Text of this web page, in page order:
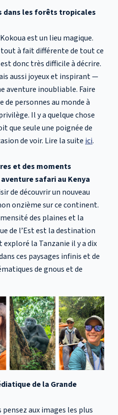
dans les forêts tropicales
est un lieu magique.
à fait différente de tout ce
donc très difficile à décrire.
aussi joyeux et inspirant —
aventure inoubliable. Faire
personnes au monde à
Il y a quelque chose
que seule une poignée de
de voir. Lire la suite ici.
et des moments
safari au Kenya
de découvrir un nouveau
onzième sur ce continent.
des plaines et la
de l’Est est la destination
la Tanzanie il y a dix
ces paysages infinis et de
de gnous et de
de la Grande
aux images les plus